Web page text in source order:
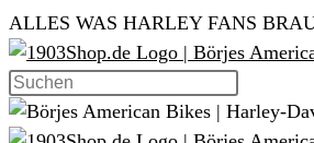
Zum
Inhalt
springen
ALLES WAS HARLEY FANS